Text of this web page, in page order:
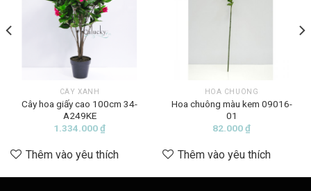
CÂY XANH
Cây hoa giấy cao 100cm 34-
A249KE
1.334.000₫
Thêm vào yêu thích
HOA CHUÔNG
Hoa chuông màu kem 09016-
01
82.000₫
Thêm vào yêu thích